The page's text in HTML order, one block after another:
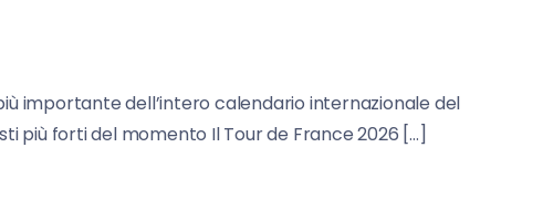
importante dell’intero calendario internazionale del
più forti del momento Il Tour de France 2026 […]